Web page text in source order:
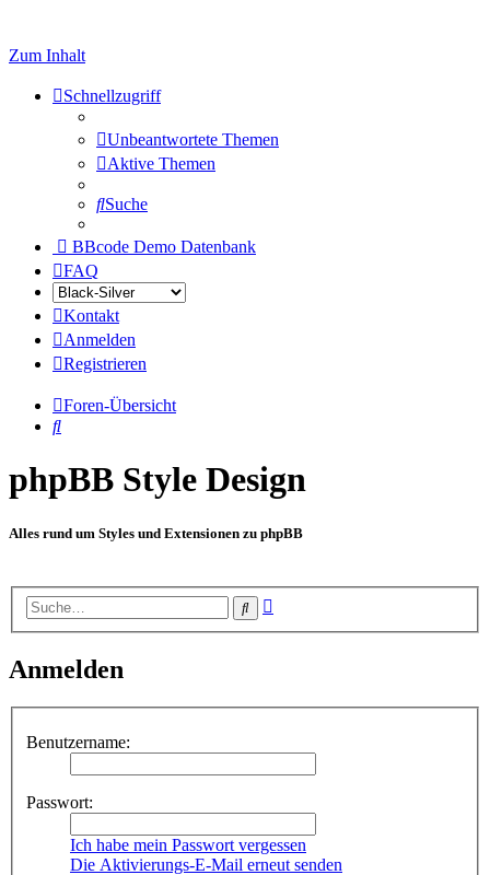
Zum Inhalt
Schnellzugriff
Unbeantwortete Themen
Aktive Themen
Suche
BBcode Demo Datenbank
FAQ
Kontakt
Anmelden
Registrieren
Foren-Übersicht
Suche
phpBB Style Design
Alles rund um Styles und Extensionen zu phpBB
Suche
Anmelden
Benutzername:
Passwort:
Ich habe mein Passwort vergessen
Die Aktivierungs-E-Mail erneut senden